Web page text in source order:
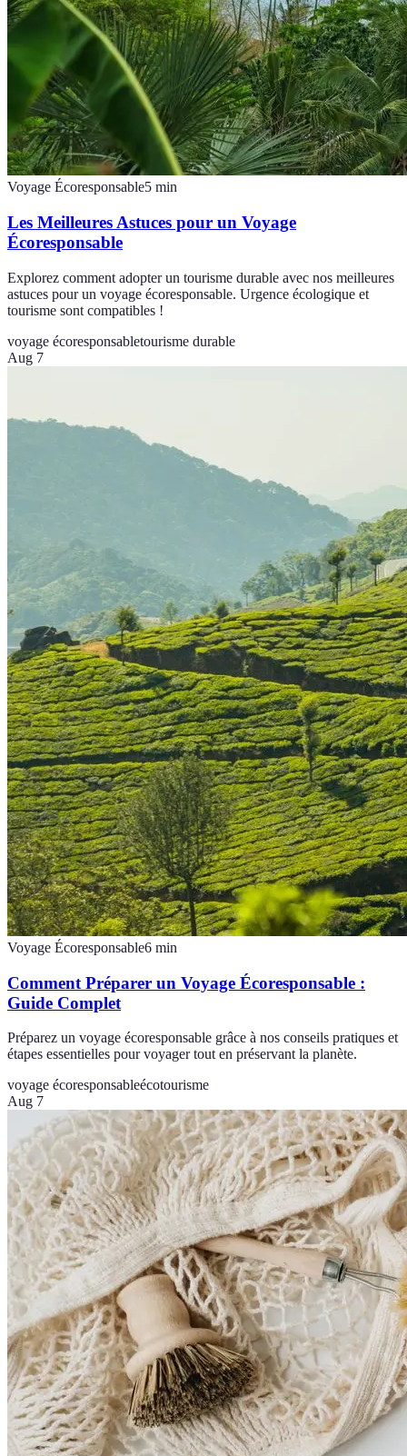
Voyage Écoresponsable5 min
Les Meilleures Astuces pour un Voyage
Écoresponsable
Explorez comment adopter un tourisme durable avec nos meilleures
astuces pour un voyage écoresponsable. Urgence écologique et
tourisme sont compatibles !
voyage écoresponsabletourisme durable
Aug 7
Voyage Écoresponsable6 min
Comment Préparer un Voyage Écoresponsable :
Guide Complet
Préparez un voyage écoresponsable grâce à nos conseils pratiques et
étapes essentielles pour voyager tout en préservant la planète.
voyage écoresponsableécotourisme
Aug 7